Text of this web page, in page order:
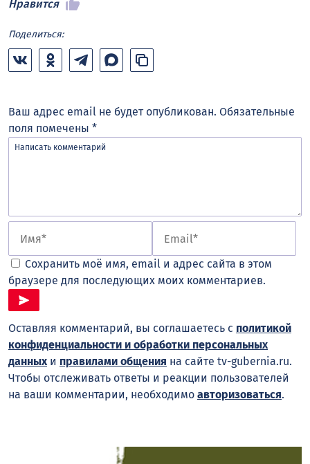
Нравится
Поделиться:
Ваш адрес email не будет опубликован. Обязательные
поля помечены *
Сохранить моё имя, email и адрес сайта в этом
браузере для последующих моих комментариев.
Оставляя комментарий, вы соглашаетесь с политикой
конфиденциальности и обработки персональных
данныхи правилами общения на сайте tv-gubernia.ru.
Чтобы отслеживать ответы и реакции пользователей
на ваши комментарии, необходимо авторизоваться.